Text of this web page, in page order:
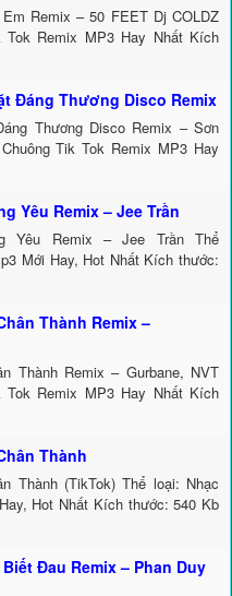
Remix – 50 FEET Dj COLDZ
Tok Remix MP3 Hay Nhất Kích
Đáng Thương Disco Remix
Thương Disco Remix – Sơn
Tik Tok Remix MP3 Hay
Yêu Remix – Jee Trần
Yêu Remix – Jee Trần Thể
Mới Hay, Hot Nhất Kích thước:
Thành Remix –
Thành Remix – Gurbane, NVT
Tok Remix MP3 Hay Nhất Kích
Thành
Thành (TikTok) Thể loại: Nhạc
Hot Nhất Kích thước: 540 Kb
Đau Remix – Phan Duy